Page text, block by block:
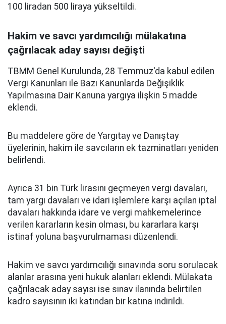
100 liradan 500 liraya yükseltildi.
Hakim ve savcı yardımcılığı mülakatına
çağrılacak aday sayısı değişti
TBMM Genel Kurulunda, 28 Temmuz'da kabul edilen
Vergi Kanunları ile Bazı Kanunlarda Değişiklik
Yapılmasına Dair Kanuna yargıya ilişkin 5 madde
eklendi.
Bu maddelere göre de Yargıtay ve Danıştay
üyelerinin, hakim ile savcıların ek tazminatları yeniden
belirlendi.
Ayrıca 31 bin Türk lirasını geçmeyen vergi davaları,
tam yargı davaları ve idari işlemlere karşı açılan iptal
davaları hakkında idare ve vergi mahkemelerince
verilen kararların kesin olması, bu kararlara karşı
istinaf yoluna başvurulmaması düzenlendi.
Hakim ve savcı yardımcılığı sınavında soru sorulacak
alanlar arasına yeni hukuk alanları eklendi. Mülakata
çağrılacak aday sayısı ise sınav ilanında belirtilen
kadro sayısının iki katından bir katına indirildi.